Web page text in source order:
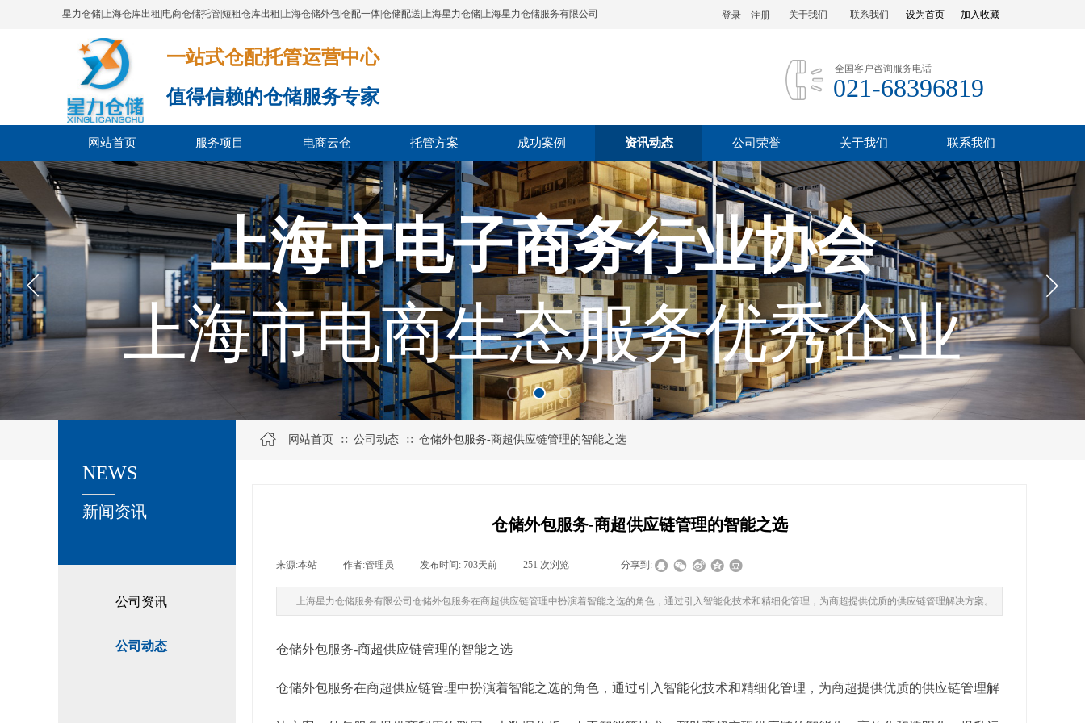
星力仓储|上海仓库出租|电商仓储托管|短租仓库出租|上海仓储外包|仓配一体|仓储配送|上海星力仓储|上海星力仓储服务有限公司 设为首页 加入收藏
登录 注册 联系我们
关于我们
一站式仓配托管运营中心​​​​​​​​​​​​​​​​​
值得信赖的仓储服务专家
全国客户咨询服务电话
021-68396819
网站首页 服务项目 电商云仓 托管方案 成功案例 资讯动态 公司荣誉 关于我们 联系我们
上海市电子商务行业协会
上海市电商生态服务优秀企业
公司资讯
公司动态
关于我们
新闻资讯
NEWS
网站首页 ∷ 公司动态 ∷ 仓储外包服务-商超供应链管理的智能之选
仓储外包服务-商超供应链管理的智能之选
来源:本站 作者:管理员 发布时间: 703天前 251 次浏览 分享到:
上海星力仓储服务有限公司仓储外包服务在商超供应链管理中扮演着智能之选的角色，通过引入智能化技术和精细化管理，为商超提供优质的供应链管理解决方案。
仓储外包服务-商超供应链管理的智能之选
仓储外包服务在商超供应链管理中扮演着智能之选的角色，通过引入智能化技术和精细化管理，为商超提供优质的供应链管理解